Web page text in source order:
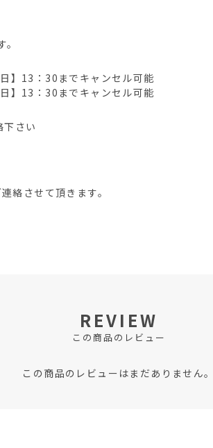
】13：30までキャンセル可能
】13：30までキャンセル可能
さい
絡させて頂きます。
REVIEW
この商品のレビュー
この商品のレビューはまだありません。